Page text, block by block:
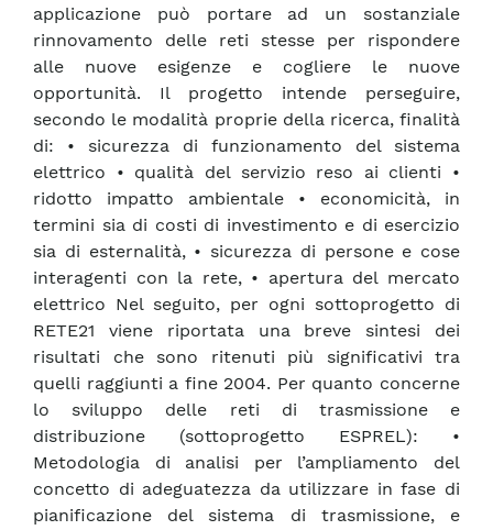
applicazione può portare ad un sostanziale
rinnovamento delle reti stesse per rispondere
alle nuove esigenze e cogliere le nuove
opportunità. Il progetto intende perseguire,
secondo le modalità proprie della ricerca, finalità
di: • sicurezza di funzionamento del sistema
elettrico • qualità del servizio reso ai clienti •
ridotto impatto ambientale • economicità, in
termini sia di costi di investimento e di esercizio
sia di esternalità, • sicurezza di persone e cose
interagenti con la rete, • apertura del mercato
elettrico Nel seguito, per ogni sottoprogetto di
RETE21 viene riportata una breve sintesi dei
risultati che sono ritenuti più significativi tra
quelli raggiunti a fine 2004. Per quanto concerne
lo sviluppo delle reti di trasmissione e
distribuzione (sottoprogetto ESPREL): •
Metodologia di analisi per l’ampliamento del
concetto di adeguatezza da utilizzare in fase di
pianificazione del sistema di trasmissione, e